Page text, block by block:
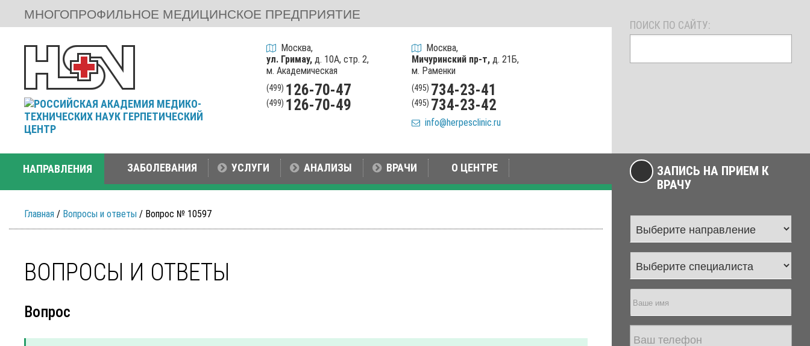
МНОГОПРОФИЛЬНОЕ МЕДИЦИНСКОЕ ПРЕДПРИЯТИЕ
Москва,
ул. Гримау,д. 10А, стр. 2,
м. Академическая
(499) 126-70-47
(499) 126-70-49
Москва,
Мичуринский пр-т, д. 21Б,
м. Раменки
(495) 734-23-41
(495) 734-23-42
info@herpesclinic.ru
ПОИСК ПО САЙТУ:
НАПРАВЛЕНИЯ ЗАБОЛЕВАНИЯ УСЛУГИ АНАЛИЗЫ ВРАЧИ О ЦЕНТРЕ
Главная / Вопросы и ответы / Вопрос № 10597
ВОПРОСЫ И ОТВЕТЫ
Вопрос
ЗАПИСЬ НА ПРИЕМ К
ВРАЧУ